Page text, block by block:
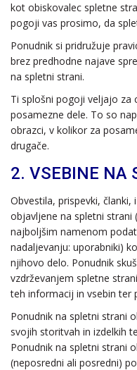
kot obiskovalec spletne
pogoji vas prosimo, da
Ponudnik si pridružuje
brez predhodne najave
na spletni strani.
Ti splošni pogoji veljajo za
posamezne dele. To so
obrazci, v kolikor za
drugače.
2. VSEBINE NA
Obvestila, prispevki, članki,
objavljene na spletni strani
najboljšim namenom
nadaljevanju: uporabniki)
njihovo delo. Ponudnik
vzdrževanjem spletne
teh informacij in vsebin ter
Ponudnik na spletni strani
svojih storitvah in izdelkih
Ponudnik na spletni strani
(neposredni ali posredni)